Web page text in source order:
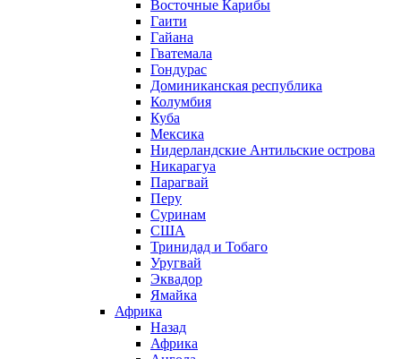
Восточные Карибы
Гаити
Гайана
Гватемала
Гондурас
Доминиканская республика
Колумбия
Куба
Мексика
Нидерландские Антильские острова
Никарагуа
Парагвай
Перу
Суринам
США
Тринидад и Тобаго
Уругвай
Эквадор
Ямайка
Африка
Назад
Африка